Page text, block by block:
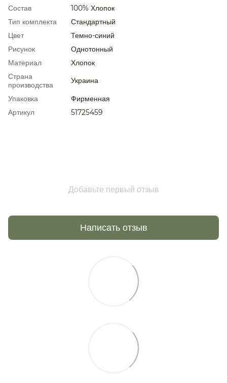
Состав
100% Хлопок
Тип комплекта
Стандартный
Цвет
Темно-синий
Рисунок
Однотонный
Материал
Хлопок
Страна
производства
Украина
Упаковка
Фирменная
Артикул
51725459
Добавьте первый отзыв
Написать отзыв